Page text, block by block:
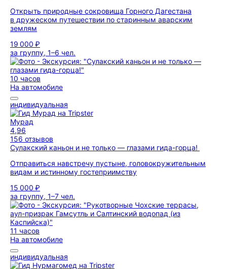
Открыть природные сокровища Горного Дагестана
в дружеском путешествии по старинным аварским
землям
19 000 ₽
за группу, 1–6 чел.
10 часов
На автомобиле
индивидуальная
Мурад
4,96
156 отзывов
Сулакский каньон и не только — глазами гида-горца!
Отправиться навстречу пустыне, головокружительным
видам и истинному гостеприимству
15 000 ₽
за группу, 1–7 чел.
11 часов
На автомобиле
индивидуальная